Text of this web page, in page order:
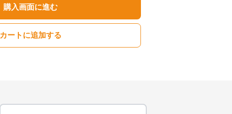
購入画面に進む
カートに追加する